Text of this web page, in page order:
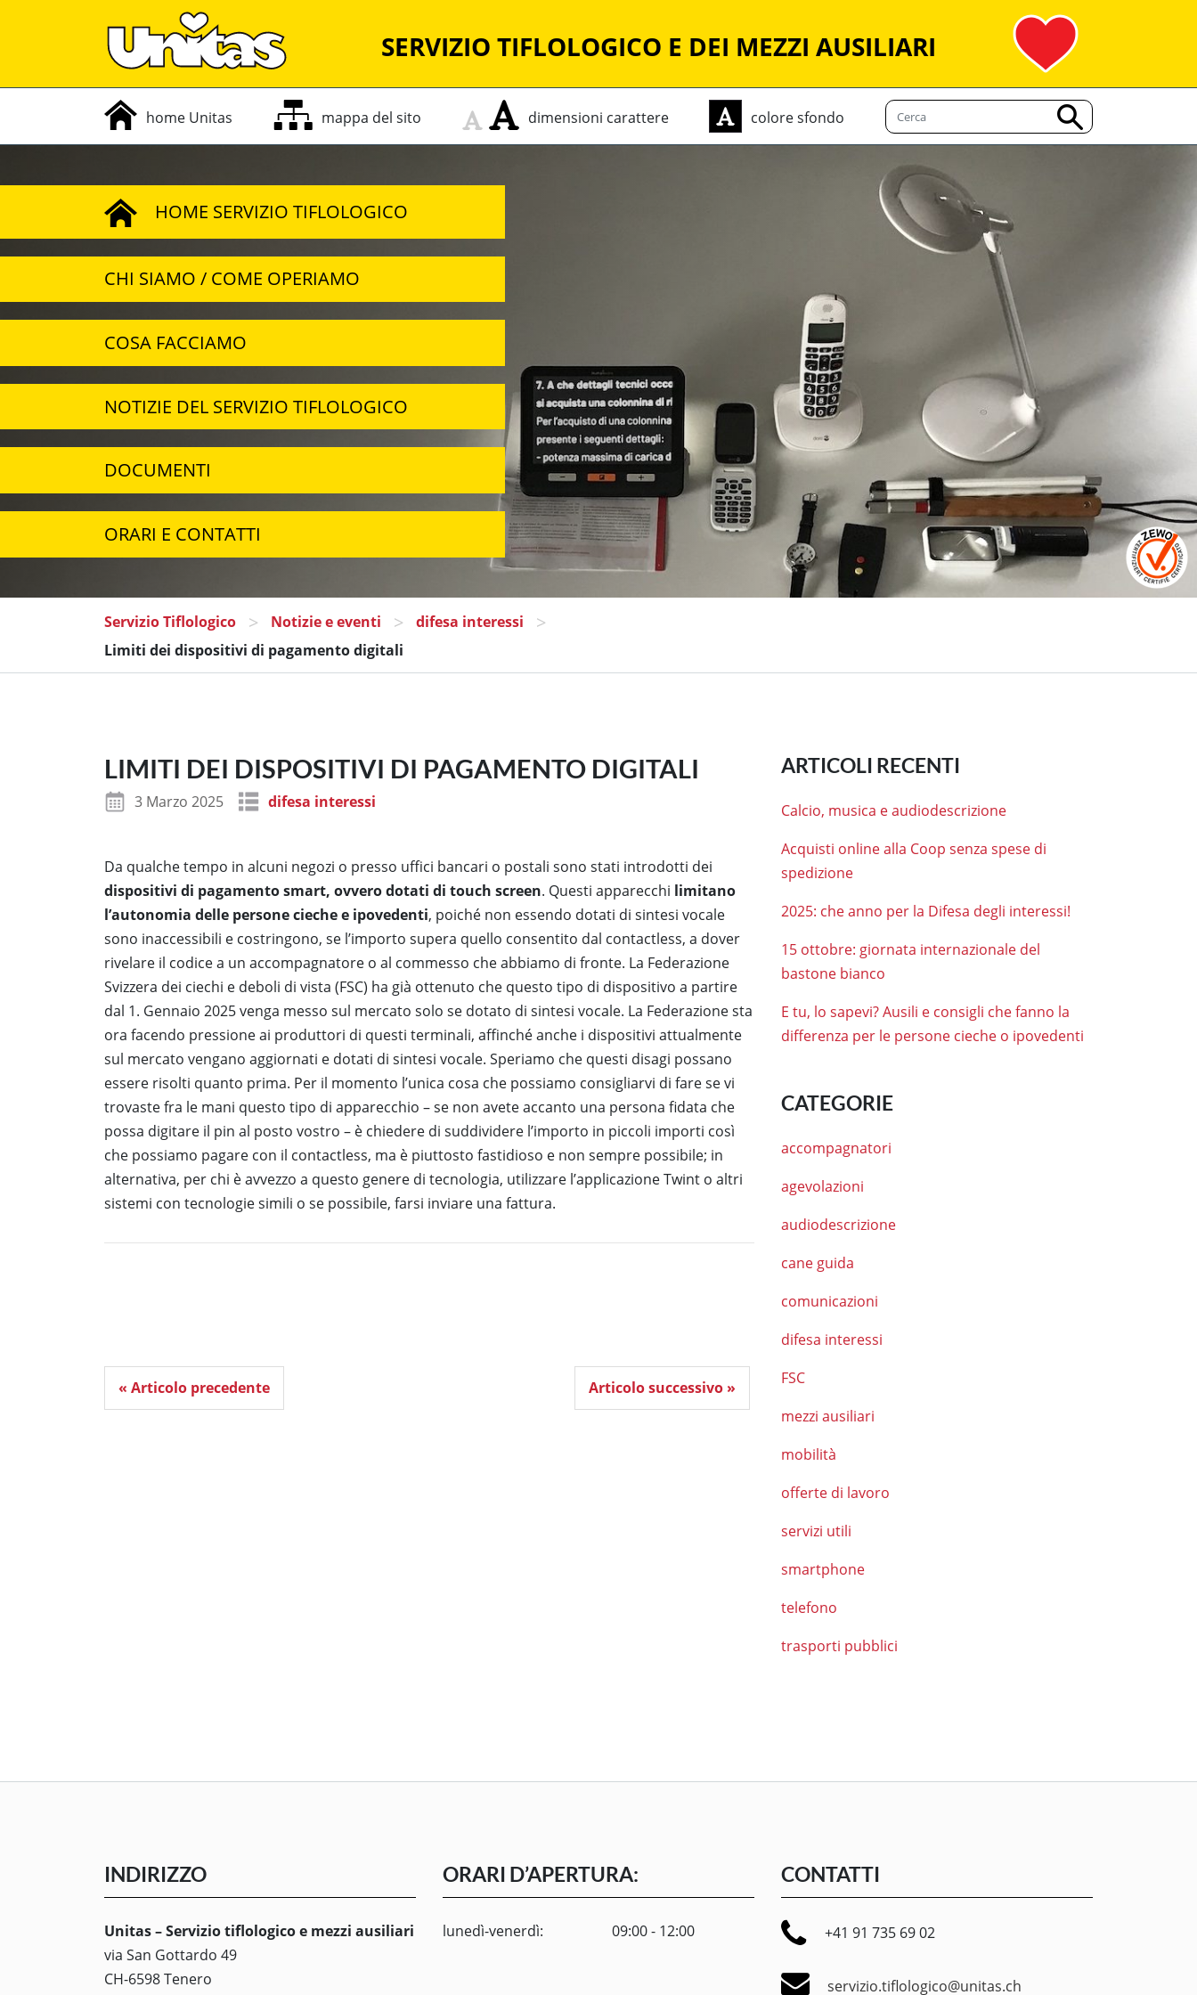
SERVIZIO TIFLOLOGICO E DEI MEZZI AUSILIARI
HOME SERVIZIO TIFLOLOGICO
CHI SIAMO / COME OPERIAMO
COSA FACCIAMO
NOTIZIE DEL SERVIZIO TIFLOLOGICO
DOCUMENTI
ORARI E CONTATTI
Servizio Tiflologico > Notizie e eventi > difesa interessi >
Limiti dei dispositivi di pagamento digitali
LIMITI DEI DISPOSITIVI DI PAGAMENTO DIGITALI
3 Marzo 2025 difesa interessi
Da qualche tempo in alcuni negozi o presso uffici bancari o postali sono stati introdotti dei
dispositivi di pagamento smart, ovvero dotati di touch screen. Questi apparecchi limitano
l’autonomia delle persone cieche e ipovedenti, poiché non essendo dotati di sintesi vocale
sono inaccessibili e costringono, se l’importo supera quello consentito dal contactless, a dover
rivelare il codice a un accompagnatore o al commesso che abbiamo di fronte. La Federazione
Svizzera dei ciechi e deboli di vista (FSC) ha già ottenuto che questo tipo di dispositivo a partire
dal 1. Gennaio 2025 venga messo sul mercato solo se dotato di sintesi vocale. La Federazione sta
ora facendo pressione ai produttori di questi terminali, affinché anche i dispositivi attualmente
sul mercato vengano aggiornati e dotati di sintesi vocale. Speriamo che questi disagi possano
essere risolti quanto prima. Per il momento l’unica cosa che possiamo consigliarvi di fare se vi
trovaste fra le mani questo tipo di apparecchio – se non avete accanto una persona fidata che
possa digitare il pin al posto vostro – è chiedere di suddividere l’importo in piccoli importi così
che possiamo pagare con il contactless, ma è piuttosto fastidioso e non sempre possibile; in
alternativa, per chi è avvezzo a questo genere di tecnologia, utilizzare l’applicazione Twint o altri
sistemi con tecnologie simili o se possibile, farsi inviare una fattura.
« Articolo precedente Articolo successivo »
ARTICOLI RECENTI
Calcio, musica e audiodescrizione
Acquisti online alla Coop senza spese di
spedizione
2025: che anno per la Difesa degli interessi!
15 ottobre: giornata internazionale del
bastone bianco
E tu, lo sapevi? Ausili e consigli che fanno la
differenza per le persone cieche o ipovedenti
CATEGORIE
accompagnatori
agevolazioni
audiodescrizione
cane guida
comunicazioni
difesa interessi
FSC
mezzi ausiliari
mobilità
offerte di lavoro
servizi utili
smartphone
telefono
trasporti pubblici
home Unitas mappa del sito dimensioni carattere colore sfondo
INDIRIZZO
Unitas – Servizio tiflologico e mezzi ausiliari
via San Gottardo 49
CH-6598 Tenero
ORARI D’APERTURA:
lunedì-venerdì: 09:00 - 12:00
CONTATTI
+41 91 735 69 02
servizio.tiflologico@unitas.ch